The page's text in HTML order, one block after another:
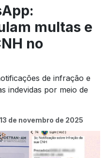
multas e
no
de infração e
indevidas por meio de
13 de novembro de 2025